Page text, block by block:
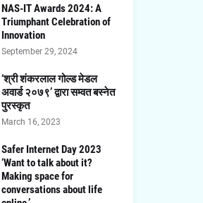
NAS-IT Awards 2024: A
Triumphant Celebration of
Innovation
September 29, 2024
‘श्री शंकरलाल गोल्ड मेडल
अवार्ड २०७९’ द्वारा सम्वत बस्नेत
पुरस्कृत
March 16, 2023
Safer Internet Day 2023
‘Want to talk about it?
Making space for
conversations about life